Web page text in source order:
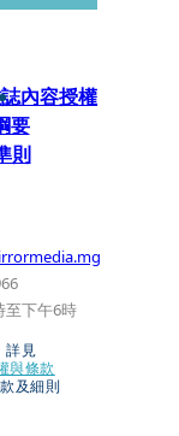
內容授權
要
則
至下午6時
詳見
與條款
及細則